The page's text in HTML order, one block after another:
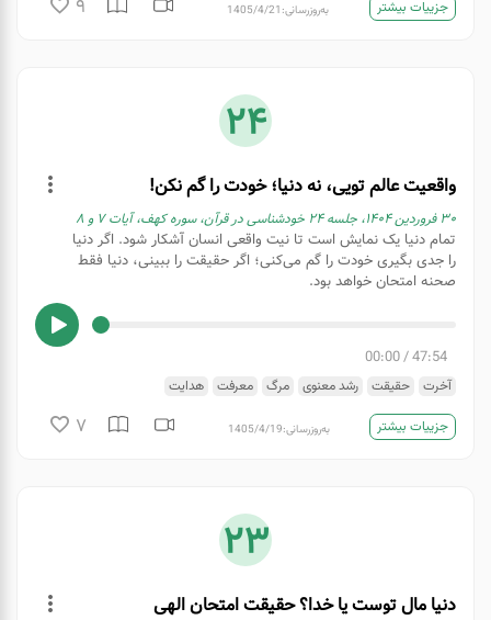
جزییات بیشتر به‌روزرسانی: 1405/4/21
9
24
واقعیت عالم تویی، نه دنیا؛ خودت را گم نکن!
۳۰ فروردین ۱۴۰۴، جلسه ۲۴ خودشناسی در قرآن، سوره کهف، آیات ۷ و ٨
تمام دنیا یک نمایش است تا نیت واقعی انسان آشکار شود. اگر دنیا
را جدی بگیری خودت را گم می‌کنی؛ اگر حقیقت را ببینی، دنیا فقط
صحنه امتحان خواهد بود.
47:54
/
00:00
آخرت حقیقت رشد معنوی مرگ معرفت هدایت
جزییات بیشتر به‌روزرسانی:1405/4/19
7
23
دنیا مال توست یا خدا؟ حقیقت امتحان الهی